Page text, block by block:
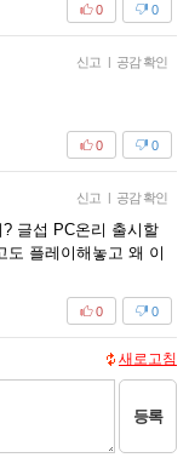
0
0
신고 | 공감 확인
0
0
신고 | 공감 확인
글섭 PC온리 출시할
도 플레이해놓고 왜 이
0
0
새로고침
등록